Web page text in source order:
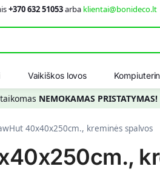
+370 632 51053arba klientai@bonideco.lt
Vaikiškos lovos
NEMOKAMAS PRISTATYMAS!
40x40x250cm., kreminės spalvos